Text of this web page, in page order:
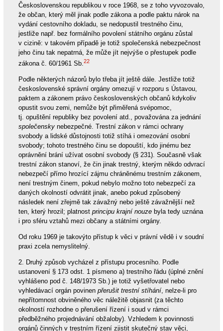
Československou republikou v roce 1968, se z toho vyvozovalo,
že občan, který měl jinak podle zákona a podle paktu nárok na
vydání cestovního dokladu, se nedopustil trestného činu,
jestliže např. bez formálního povolení státního orgánu zůstal
v cizině: v takovém případě je totiž společenská nebezpečnost
jeho činu tak nepatrná, že může jít nejvýše o přestupek podle
zákona č. 60/1961 Sb.22
Podle některých názorů bylo třeba jít ještě dále. Jestliže totiž
československé správní orgány omezují v rozporu s Ústavou,
paktem a zákonem právo československých občanů kdykoliv
opustit svou zemi, nemůže být přiměřená svépomoc,
tj. opuštění republiky bez povolení atd., považována za jednání
společenskynebezpečné. Trestní zákon v rámci ochrany
svobody a lidské důstojnosti totiž stíhá i omezování osobní
svobody; tohoto trestného činu se dopouští, kdo jinému bez
oprávnění brání užívat osobní svobody (§ 231). Současně však
trestní zákon stanoví, že čin jinak trestný, kterým někdo odvrací
nebezpečí přímo hrozící zájmu chráněnému trestním zákonem,
není trestným činem, pokud nebylo možno toto nebezpečí za
daných okolností odvrátit jinak, anebo pokud způsobený
následek není zřejmě tak závažný nebo ještě závažnější než
ten, který hrozil; platnost principu krajní nouzebyla tedy uznána
i pro sféru vztahů mezi občany a státními orgány.
Od roku 1969 je takovýto přístup k věci v právní vědě i v soudní
praxi zcela nemyslitelný.
2. Druhý způsob vycházel z přístupu procesního. Podle
ustanovení § 173 odst. 1 písmeno a) trestního řádu (úplné znění
vyhlášeno pod č. 148/1973 Sb.) je totiž vyšetřovatel nebo
vyhledávací orgán povinen přerušit trestní stíhání, nelze-li pro
nepřítomnost obviněného věc náležitě objasnit (za těchto
okolností rozhodne o přerušení řízení i soud v rámci
předběžného projednávání obžaloby). Vzhledem k povinnosti
orgánů činných v trestním řízení zjistit skutečný stav věci,